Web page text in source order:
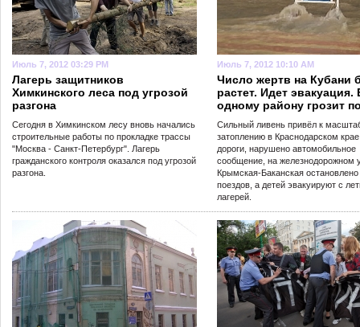
Июль 7, 2012 03:29 PM
Лагерь защитников
Химкинского леса под угрозой
разгона
Сегодня в Химкинском лесу вновь начались
строительные работы по прокладке трассы
"Москва - Санкт-Петербург". Лагерь
гражданского контроля оказался под угрозой
разгона.
Июль 7, 2012 10:10 AM
Число жертв на Кубани
растет. Идет эвакуация.
одному району грозит
Сильный ливень привёл к
затоплению в Краснодарском
дороги, нарушено автомобильное
сообщение, на железнодорожном
Крымская-Баканская
поездов, а детей эвакуируют с
лагерей.